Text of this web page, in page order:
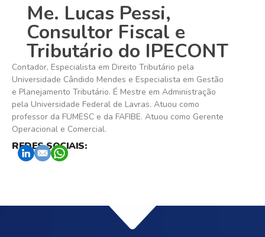
Me. Lucas Pessi,
Consultor Fiscal e
Tributário do IPECONT
Contador, Especialista em Direito Tributário pela
Universidade Cândido Mendes e Especialista em Gestão
e Planejamento Tributário. É Mestre em Administração
pela Universidade Federal de Lavras. Atuou como
professor da FUMESC e da FAFIBE. Atuou como Gerente
Operacional e Comercial.
REDES SOCIAIS: